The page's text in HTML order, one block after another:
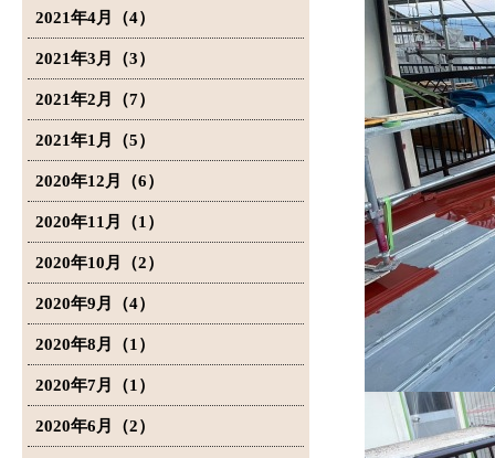
2021年4月（4）
2021年3月（3）
2021年2月（7）
2021年1月（5）
2020年12月（6）
2020年11月（1）
2020年10月（2）
2020年9月（4）
2020年8月（1）
2020年7月（1）
2020年6月（2）